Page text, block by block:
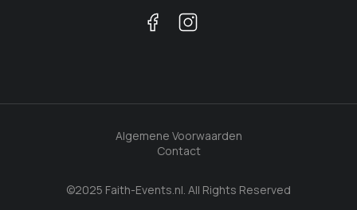
©2025 Faith-Events.nl. All Rights Reserved
Algemene Voorwaarden
Contact